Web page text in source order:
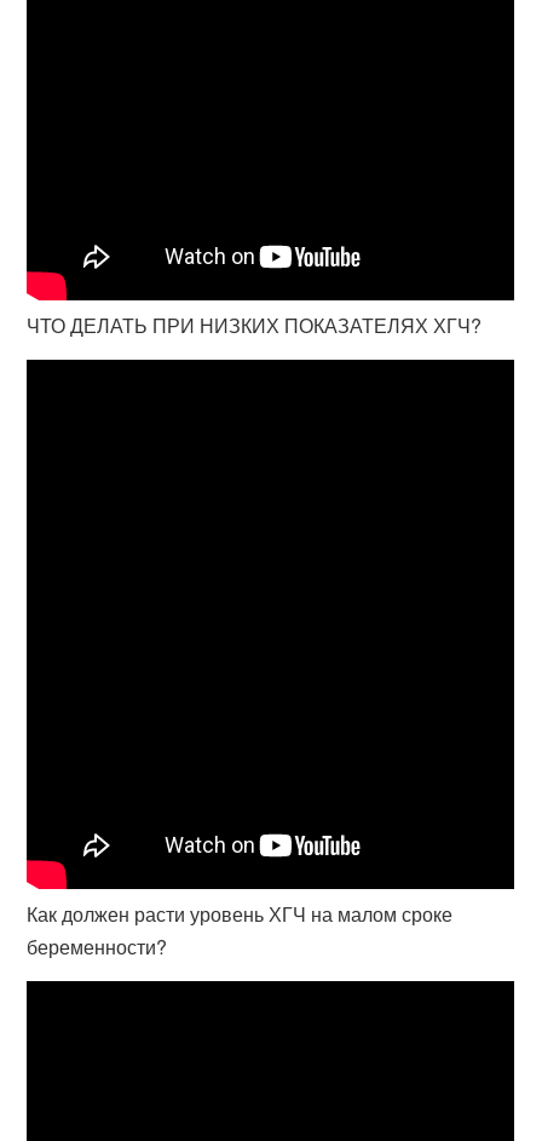
ЧТО ДЕЛАТЬ ПРИ НИЗКИХ ПОКАЗАТЕЛЯХ ХГЧ?
Как должен расти уровень ХГЧ на малом сроке
беременности?